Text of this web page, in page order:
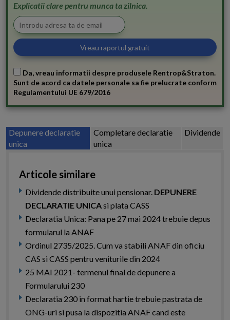
Explicatii clare pentru munca ta zilnica.
Da, vreau informatii despre produsele Rentrop&Straton.
Sunt de acord ca datele personale sa fie prelucrate conform
Regulamentului UE 679/2016
Depunere declaratie
unica
Completare declaratie
unica
Dividende
Articole similare
Dividende distribuite unui pensionar. DEPUNERE
DECLARATIE UNICAsi plata CASS
Declaratia Unica: Pana pe 27 mai 2024 trebuie depus
formularul la ANAF
Ordinul 2735/2025. Cum va stabili ANAF din oficiu
CAS si CASS pentru veniturile din 2024
25 MAI 2021- termenul final de depunere a
Formularului 230
Declaratia 230 in format hartie trebuie pastrata de
ONG-uri si pusa la dispozitia ANAF cand este